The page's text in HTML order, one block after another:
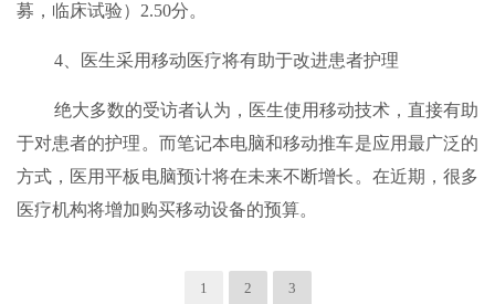
募，临床试验）2.50分。
4、医生采用移动医疗将有助于改进患者护理
绝大多数的受访者认为，医生使用移动技术，直接有助
于对患者的护理。而笔记本电脑和移动推车是应用最广泛的
方式，医用平板电脑预计将在未来不断增长。在近期，很多
医疗机构将增加购买移动设备的预算。
1 2 3